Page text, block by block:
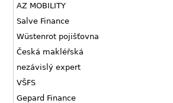
AZ MOBILITY
Salve Finance
Wüstenrot pojišťovna
Česká makléřská
nezávislý expert
VŠFS
Gepard Finance